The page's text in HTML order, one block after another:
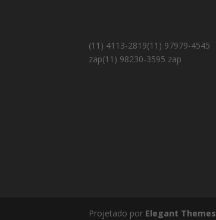
(11) 4113-2819(11) 97979-4545
zap(11) 98230-3595 zap
Projetado por Elegant Themes